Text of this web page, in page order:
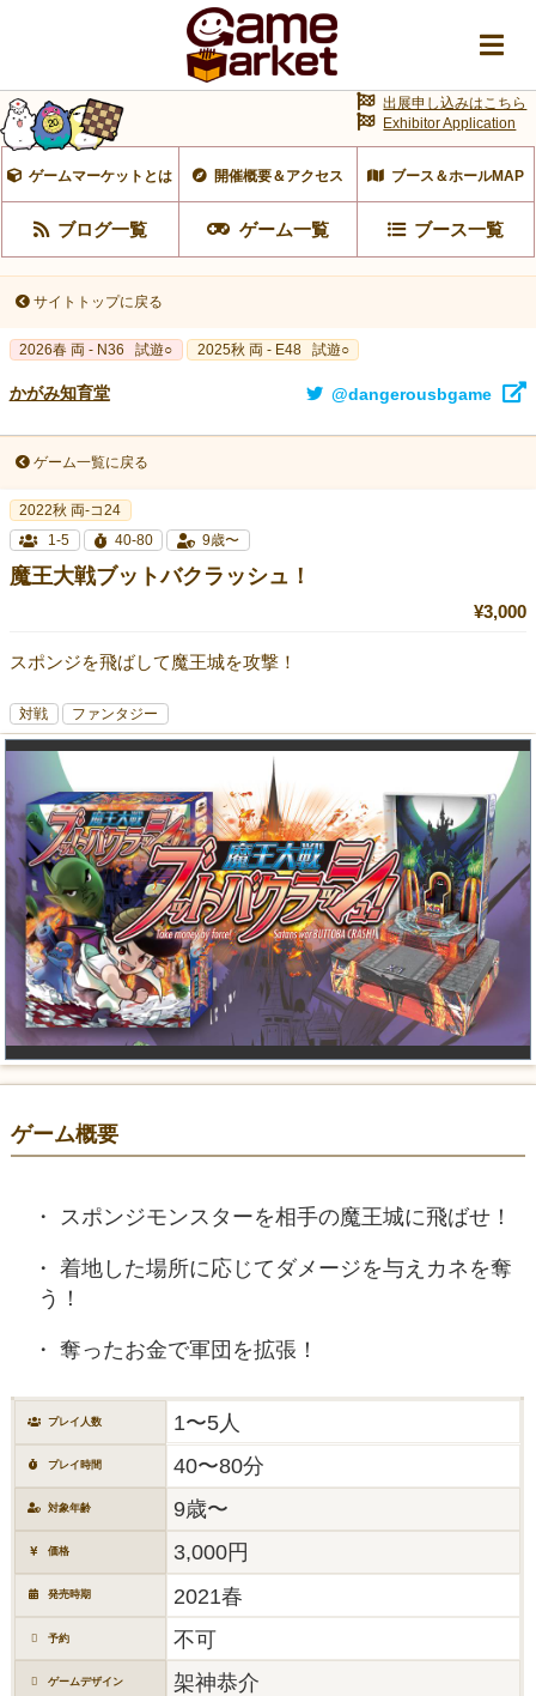
ゲームマーケットとは 開催概要＆アクセス ブース＆ホールMAP
ブログ一覧 ゲーム一覧 ブース一覧
出展申し込みはこちら
Exhibitor Application
サイトトップに戻る
2026春 両 - N36 試遊○ 2025秋 両 - E48 試遊○
かがみ知育堂 @dangerousbgame
ゲーム一覧に戻る
2022秋 両-コ24
1-5
40-80 9歳〜
魔王大戦ブットバクラッシュ！
¥3,000
スポンジを飛ばして魔王城を攻撃！
対戦 ファンタジー
ゲーム概要
スポンジモンスターを相手の魔王城に飛ばせ！
着地した場所に応じてダメージを与えカネを奪
う！
奪ったお金で軍団を拡張！
プレイ人数 1〜5人
プレイ時間 40〜80分
対象年齢 9歳〜
価格 3,000円
発売時期 2021春
予約 不可
ゲームデザイン 架神恭介